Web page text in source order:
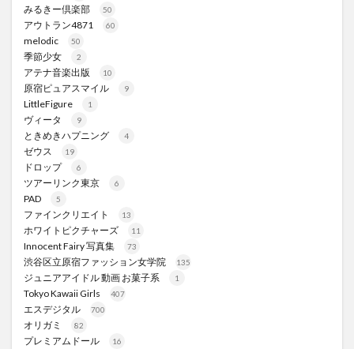
みるきー倶楽部 50
アウトラン4871 60
melodic 50
季節少女 2
アテナ音楽出版 10
原宿ピュアスマイル 9
LittleFigure 1
ヴィータ 9
ときめきハプニング 4
ゼウス 19
ドロップ 6
ツアーリンク東京 6
PAD 5
ファインクリエイト 13
ホワイトピクチャーズ 11
Innocent Fairy 写真集 73
渋谷区立原宿ファッション女学院 135
ジュニアアイドル 動画 お菓子系 1
Tokyo Kawaii Girls 407
エスデジタル 700
オリガミ 82
プレミアムドール 16